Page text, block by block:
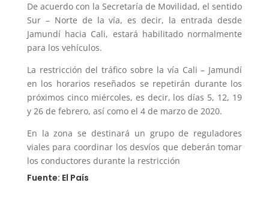
De acuerdo con la Secretaría de Movilidad, el sentido
Sur – Norte de la vía, es decir, la entrada desde
Jamundí hacia Cali, estará habilitado normalmente
para los vehículos.
La restricción del tráfico sobre la vía Cali – Jamundí
en los horarios reseñados se repetirán durante los
próximos cinco miércoles, es decir, los días 5, 12, 19
y 26 de febrero, así como el 4 de marzo de 2020.
En la zona se destinará un grupo de reguladores
viales para coordinar los desvíos que deberán tomar
los conductores durante la restricción
Fuente: El País